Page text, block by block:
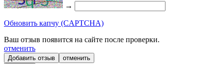
→
Обновить капчу (CAPTCHA)
Ваш отзыв появится на сайте после проверки.
отменить
отменить